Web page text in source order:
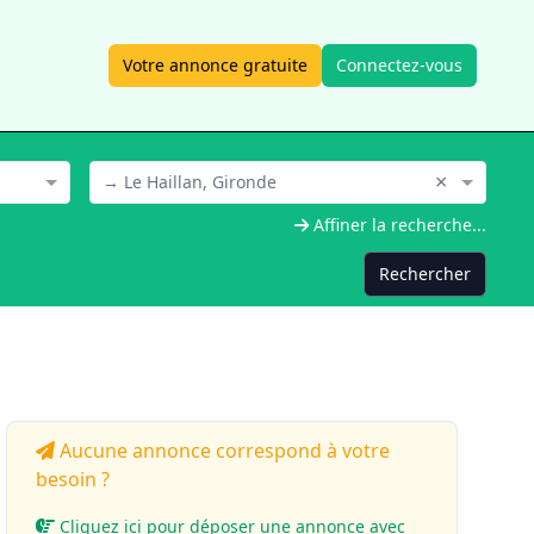
Votre annonce gratuite Connectez-vous
→ Le Haillan, Gironde ×
Affiner la recherche...
Rechercher
Aucune annonce correspond à votre
besoin ?
Cliquez ici pour déposer une annonce avec